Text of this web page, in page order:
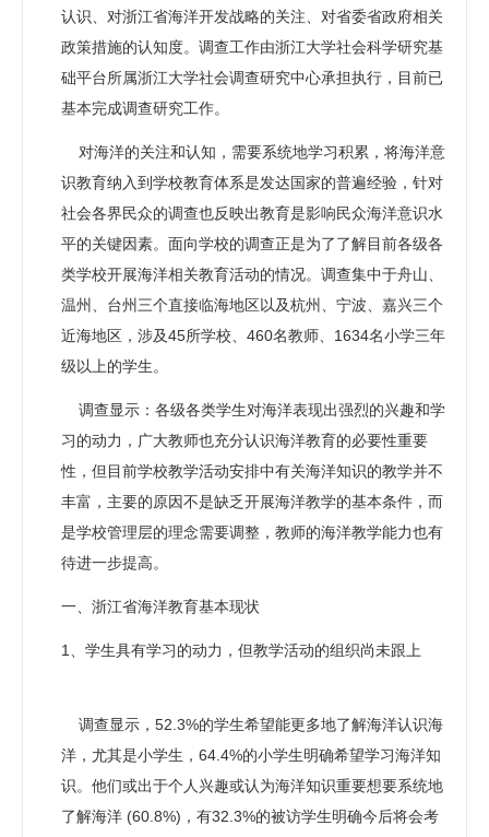
认识、对浙江省海洋开发战略的关注、对省委省政府相关
政策措施的认知度。调查工作由浙江大学社会科学研究基
础平台所属浙江大学社会调查研究中心承担执行，目前已
基本完成调查研究工作。
对海洋的关注和认知，需要系统地学习积累，将海洋意
识教育纳入到学校教育体系是发达国家的普遍经验，针对
社会各界民众的调查也反映出教育是影响民众海洋意识水
平的关键因素。面向学校的调查正是为了了解目前各级各
类学校开展海洋相关教育活动的情况。调查集中于舟山、
温州、台州三个直接临海地区以及杭州、宁波、嘉兴三个
近海地区，涉及45所学校、460名教师、1634名小学三年
级以上的学生。
调查显示：各级各类学生对海洋表现出强烈的兴趣和学
习的动力，广大教师也充分认识海洋教育的必要性重要
性，但目前学校教学活动安排中有关海洋知识的教学并不
丰富，主要的原因不是缺乏开展海洋教学的基本条件，而
是学校管理层的理念需要调整，教师的海洋教学能力也有
待进一步提高。
一、浙江省海洋教育基本现状
1、学生具有学习的动力，但教学活动的组织尚未跟上
调查显示，52.3%的学生希望能更多地了解海洋认识海
洋，尤其是小学生，64.4%的小学生明确希望学习海洋知
识。他们或出于个人兴趣或认为海洋知识重要想要系统地
了解海洋 (60.8%)，有32.3%的被访学生明确今后将会考